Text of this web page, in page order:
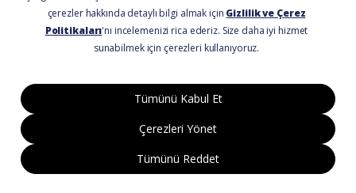
© 2021 Tüm Hakları Saklıdır.
Gizlilik Politikası
Asquared WordPress Ajansıtarafından